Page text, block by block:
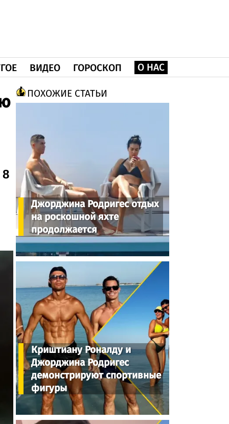
ВИДЕО ГОРОСКОП О НАС
ПОХОЖИЕ СТАТЬИ
Джорджина Родригес отдых
на роскошной яхте
продолжается
Криштиану Роналду и
Джорджина Родригес
демонстрируют спортивные
фигуры